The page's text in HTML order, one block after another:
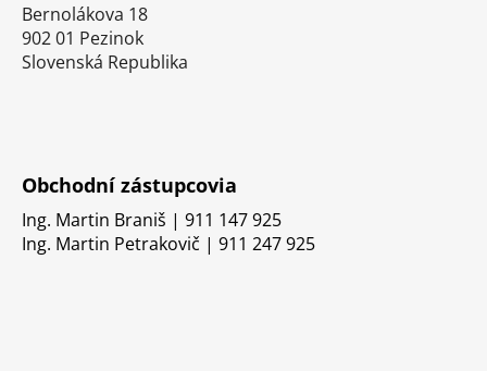
Bernolákova 18
902 01 Pezinok
Slovenská Republika
Obchodní zástupcovia
Ing. Martin Braniš | 911 147 925
Ing. Martin Petrakovič | 911 247 925